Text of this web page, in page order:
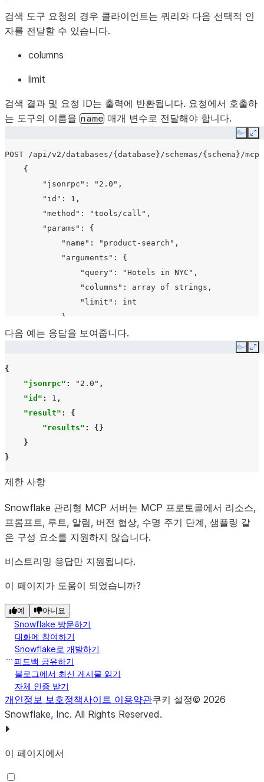
검색 도구 요청의 경우 클라이언트는 쿼리와 다음 선택적 인
자를 전달할 수 있습니다.
columns
limit
검색 결과 및 요청 ID는 출력에 반환됩니다. 요청에서 호출하
는 도구의 이름을 name 매개 변수로 전달해야 합니다.
Copy
POST /api/v2/databases/{database}/schemas/{schema}/
    {
        "jsonrpc": "2.0",
        "id": 1,
        "method": "tools/call",
        "params": {
            "name": "product-search",
            "arguments": {
                "query": "Hotels in NYC",
                "columns": array of strings,
                "limit": int
            }
        }
다음 예는 응답을 보여줍니다.
Copy
{
"jsonrpc" : "2.0" ,
"id" : 1 ,
"result" :
{
"results" :
{}
}
}
제한 사항
Snowflake 관리형 MCP 서버는 MCP 프로토콜에서 리소스,
프롬프트, 루트, 알림, 버전 협상, 수명 주기 단계, 샘플링 같
은 구성 요소를 지원하지 않습니다.
비스트리밍 응답만 지원됩니다.
이 페이지가 도움이 되었습니까?
예 아니요
Snowflake 방문하기
대화에 참여하기
Snowflake로 개발하기
피드백 공유하기
블로그에서 최신 게시물 읽기
자체 인증 받기
개인정보 보호정책사이트 이용약관쿠키 설정© 2026
Snowflake, Inc. All Rights Reserved.
이 페이지에서